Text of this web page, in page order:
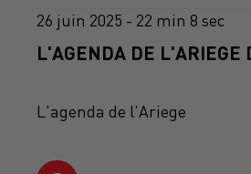
26 juin 2025 - 22 min 8 sec
L'AGENDA DE L'ARIEGE
L'agenda de l'Ariege